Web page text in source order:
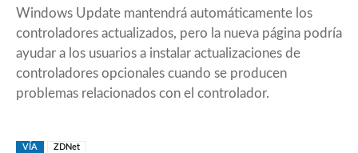
Windows Update mantendrá automáticamente los
controladores actualizados, pero la nueva página podría
ayudar a los usuarios a instalar actualizaciones de
controladores opcionales cuando se producen
problemas relacionados con el controlador.
VÍA ZDNet